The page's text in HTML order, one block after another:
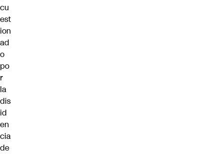
cu
est
ion
ad
o
po
r
la
dis
id
en
cia
de